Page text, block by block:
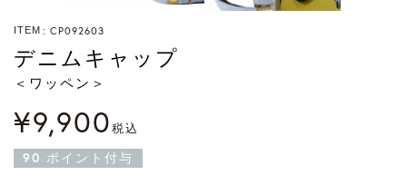
ITEM CP092603
デニムキャップ
＜ワッペン＞
¥9,900税込
90 ポイント付与